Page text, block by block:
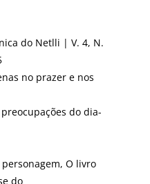
do Netlli | V. 4, N.
no prazer e nos
do dia-
O livro
do